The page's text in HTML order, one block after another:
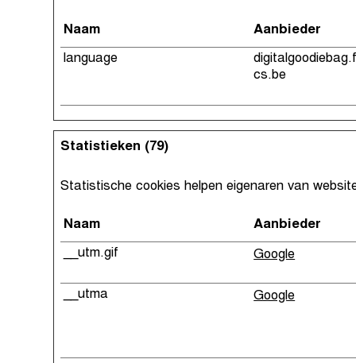
Naam Aanbieder
language
cs.be
Statistieken (79)
Statistische cookies helpen eigenaren van
Naam Aanbieder
__utm.gif Google
__utma Google